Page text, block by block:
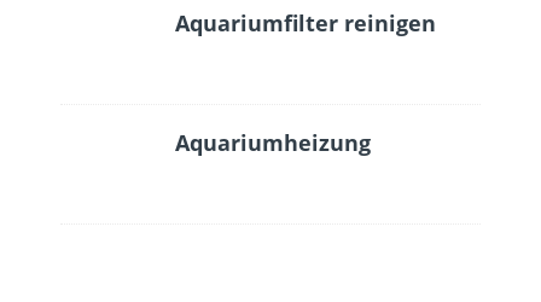
Aquariumfilter reinigen
Aquariumheizung